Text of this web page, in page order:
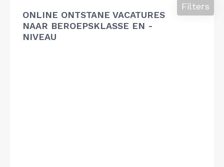
ONLINE ONTSTANE VACATURES
NAAR BEROEPSKLASSE EN -
NIVEAU
Filters